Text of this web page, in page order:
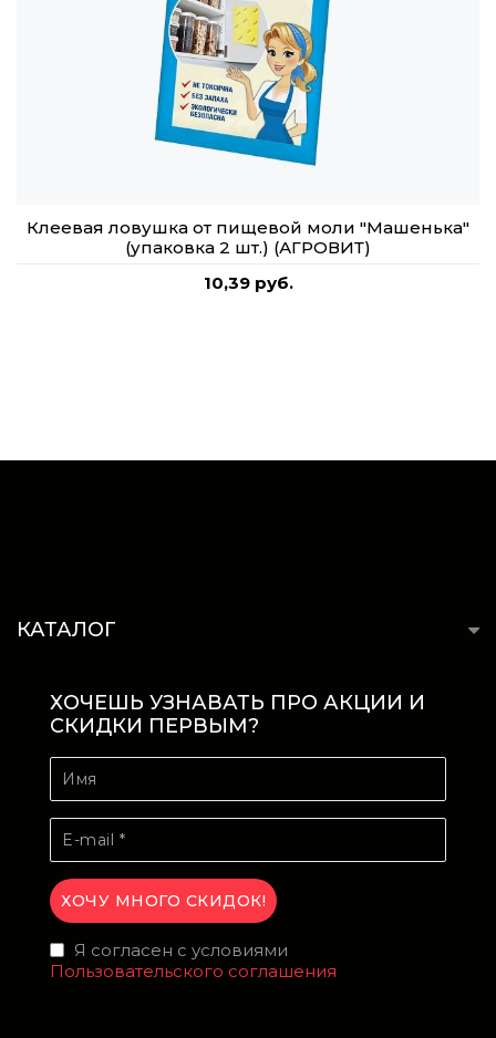
Клеевая ловушка от пищевой моли "Машенька"
(упаковка 2 шт.) (АГРОВИТ)
10,39 руб.
КАТАЛОГ
ХОЧЕШЬ УЗНАВАТЬ ПРО АКЦИИ И
СКИДКИ ПЕРВЫМ?
Я согласен с условиями
Пользовательского соглашения